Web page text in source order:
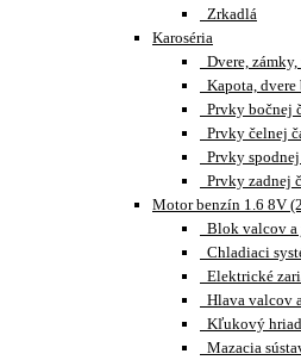
Zrkadlá
Karoséria
Dvere,
Kapota,
Prvky bočnej
Prvky čelnej
Prvky
Prvky zadnej
Motor benzín 1.6 8V
Blok valcov
Chladiaci
Elektrické
Hlava valcov
Kľukový
Mazacia